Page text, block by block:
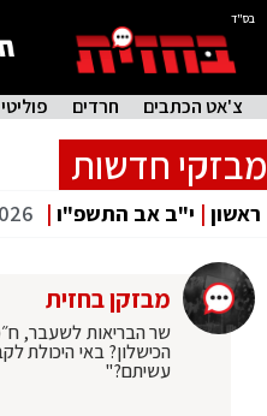
בס"ד
צ'אט הכתבים חרדים פוליטי
מבזקי חדשות
ראשון | י"ב אב התשפ"ו |
מבזקן בחזית
שר הבריאות לשעבר,
הכישלון? באי היכולת
עשיתם?"